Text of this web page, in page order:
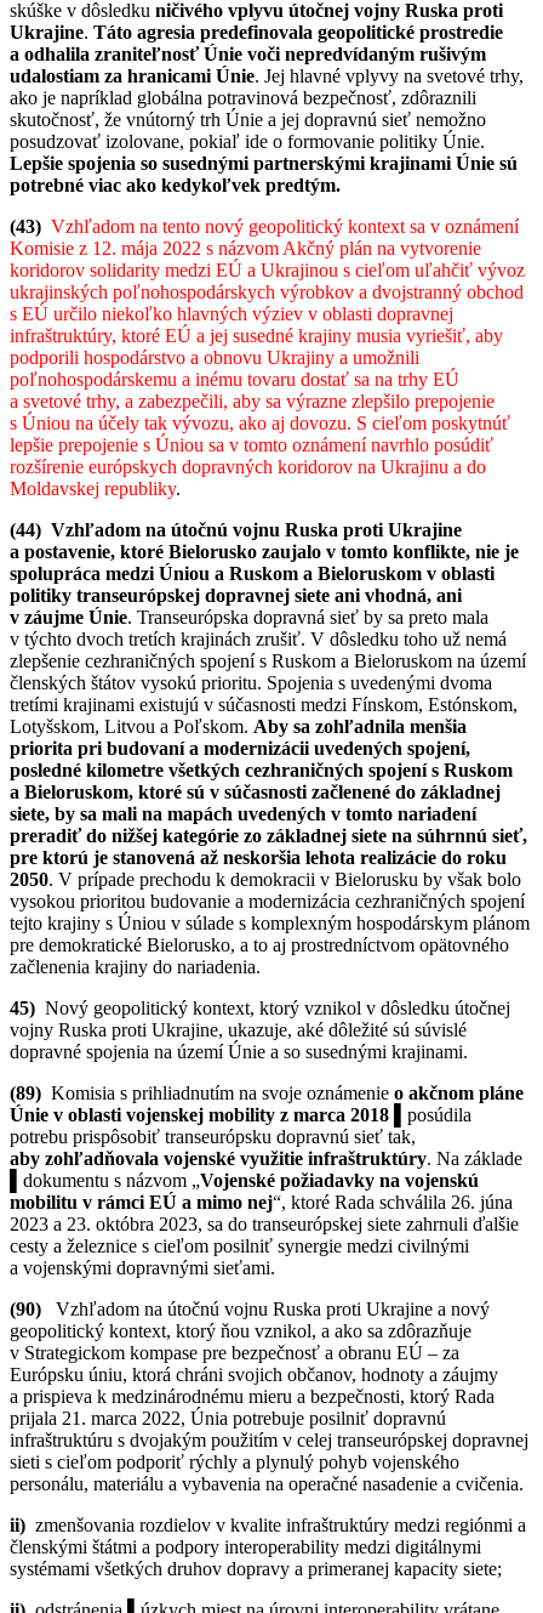
skúške v dôsledku ničivého vplyvu útočnej vojny Ruska proti
Ukrajine. Táto agresia predefinovala geopolitické prostredie
a odhalila zraniteľnosť Únie voči nepredvídaným rušivým
udalostiam za hranicami Únie. Jej hlavné vplyvy na svetové trhy,
ako je napríklad globálna potravinová bezpečnosť, zdôraznili
skutočnosť, že vnútorný trh Únie a jej dopravnú sieť nemožno
posudzovať izolovane, pokiaľ ide o formovanie politiky Únie.
Lepšie spojenia so susednými partnerskými krajinami Únie sú
potrebné viac ako kedykoľvek predtým.
(43) Vzhľadom na tento nový geopolitický kontext sa v oznámení
Komisie z 12. mája 2022 s názvom Akčný plán na vytvorenie
koridorov solidarity medzi EÚ a Ukrajinou s cieľom uľahčiť vývoz
ukrajinských poľnohospodárskych výrobkov a dvojstranný obchod
s EÚ určilo niekoľko hlavných výziev v oblasti dopravnej
infraštruktúry, ktoré EÚ a jej susedné krajiny musia vyriešiť, aby
podporili hospodárstvo a obnovu Ukrajiny a umožnili
poľnohospodárskemu a inému tovaru dostať sa na trhy EÚ
a svetové trhy, a zabezpečili, aby sa výrazne zlepšilo prepojenie
s Úniou na účely tak vývozu, ako aj dovozu. S cieľom poskytnúť
lepšie prepojenie s Úniou sa v tomto oznámení navrhlo posúdiť
rozšírenie európskych dopravných koridorov na Ukrajinu a do
Moldavskej republiky.
(44) Vzhľadom na útočnú vojnu Ruska proti Ukrajine
a postavenie, ktoré Bielorusko zaujalo v tomto konflikte, nie je
spolupráca medzi Úniou a Ruskom a Bieloruskom v oblasti
politiky transeurópskej dopravnej siete ani vhodná, ani
v záujme Únie. Transeurópska dopravná sieť by sa preto mala
v týchto dvoch tretích krajinách zrušiť. V dôsledku toho už nemá
zlepšenie cezhraničných spojení s Ruskom a Bieloruskom na území
členských štátov vysokú prioritu. Spojenia s uvedenými dvoma
tretími krajinami existujú v súčasnosti medzi Fínskom, Estónskom,
Lotyšskom, Litvou a Poľskom. Aby sa zohľadnila menšia
priorita pri budovaní a modernizácii uvedených spojení,
posledné kilometre všetkých cezhraničných spojení s Ruskom
a Bieloruskom, ktoré sú v súčasnosti začlenené do základnej
siete, by sa mali na mapách uvedených v tomto nariadení
preradiť do nižšej kategórie zo základnej siete na súhrnnú sieť,
pre ktorú je stanovená až neskoršia lehota realizácie do roku
2050. V prípade prechodu k demokracii v Bielorusku by však bolo
vysokou prioritou budovanie a modernizácia cezhraničných spojení
tejto krajiny s Úniou v súlade s komplexným hospodárskym plánom
pre demokratické Bielorusko, a to aj prostredníctvom opätovného
začlenenia krajiny do nariadenia.
45) Nový geopolitický kontext, ktorý vznikol v dôsledku útočnej
vojny Ruska proti Ukrajine, ukazuje, aké dôležité sú súvislé
dopravné spojenia na území Únie a so susednými krajinami.
(89) Komisia s prihliadnutím na svoje oznámenie o akčnom pláne
Únie v oblasti vojenskej mobility z marca 2018 ▌posúdila
potrebu prispôsobiť transeurópsku dopravnú sieť tak,
aby zohľadňovala vojenské využitie infraštruktúry. Na základe
▌dokumentu s názvom „Vojenské požiadavky na vojenskú
mobilitu v rámci EÚ a mimo nej“, ktoré Rada schválila 26. júna
2023 a 23. októbra 2023, sa do transeurópskej siete zahrnuli ďalšie
cesty a železnice s cieľom posilniť synergie medzi civilnými
a vojenskými dopravnými sieťami.
(90)
Vzhľadom na útočnú vojnu Ruska proti Ukrajine a nový
geopolitický kontext, ktorý ňou vznikol, a ako sa zdôrazňuje
v Strategickom kompase pre bezpečnosť a obranu EÚ – za
Európsku úniu, ktorá chráni svojich občanov, hodnoty a záujmy
a prispieva k medzinárodnému mieru a bezpečnosti, ktorý Rada
prijala 21. marca 2022, Únia potrebuje posilniť dopravnú
infraštruktúru s dvojakým použitím v celej transeurópskej dopravnej
sieti s cieľom podporiť rýchly a plynulý pohyb vojenského
personálu, materiálu a vybavenia na operačné nasadenie a cvičenia.
ii) zmenšovania rozdielov v kvalite infraštruktúry medzi regiónmi a
členskými štátmi a podpory interoperability medzi digitálnymi
systémami všetkých druhov dopravy a primeranej kapacity siete;